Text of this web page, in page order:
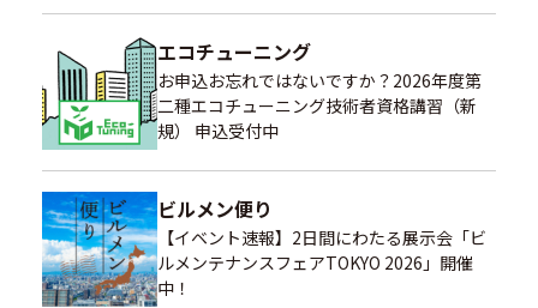
エコチューニング
お申込お忘れではないですか？2026年度第
二種エコチューニング技術者資格講習（新
規） 申込受付中
ビルメン便り
【イベント速報】2日間にわたる展示会「ビ
ルメンテナンスフェアTOKYO 2026」開催
中！